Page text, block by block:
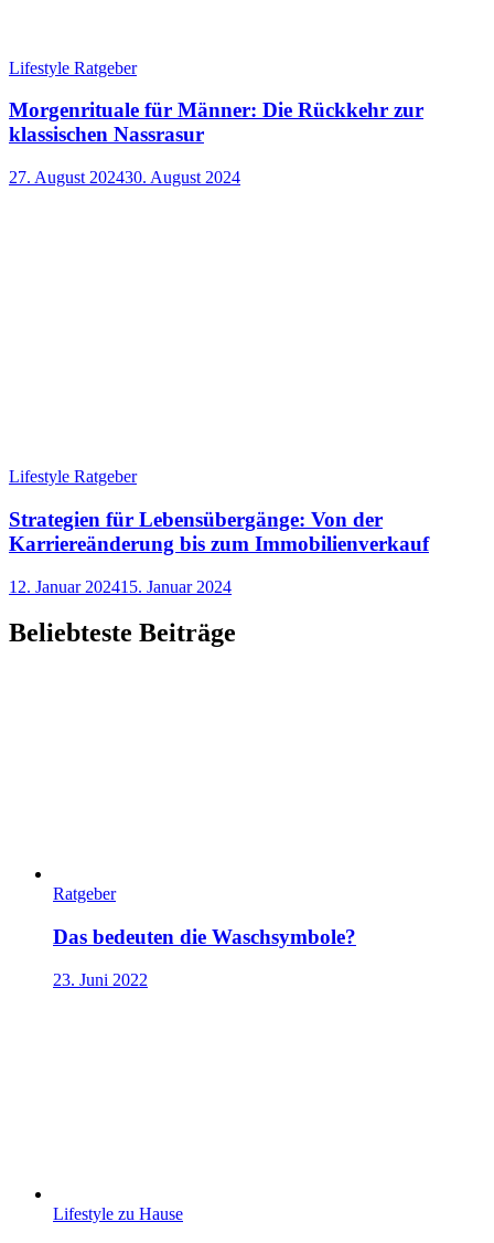
Lifestyle Ratgeber
Morgenrituale für Männer: Die Rückkehr zur
klassischen Nassrasur
27. August 202430. August 2024
Lifestyle Ratgeber
Strategien für Lebensübergänge: Von der
Karriereänderung bis zum Immobilienverkauf
12. Januar 202415. Januar 2024
Beliebteste Beiträge
Ratgeber
Das bedeuten die Waschsymbole?
23. Juni 2022
Lifestyle zu Hause